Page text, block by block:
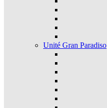
Unité Gran Paradiso